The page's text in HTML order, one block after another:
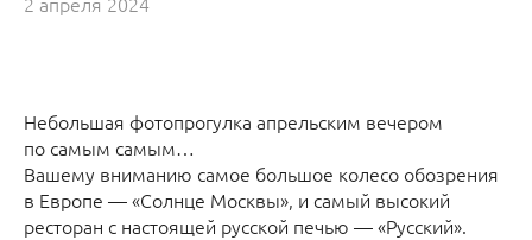
Небольшая фотопрогулка апрельским вечером
по самым самым…
Вашему вниманию самое большое колесо обозрения
в Европе — «Солнце Москвы», и самый высокий
ресторан с настоящей русской печью — «Русский».